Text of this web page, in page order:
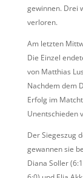
gewinnen. Drei
verloren.
Am letzten
Die Einzel
von Matthias
Nachdem dem
Erfolg im
Unentschieden
Der Siegeszug
gewannen sie
Diana Soller